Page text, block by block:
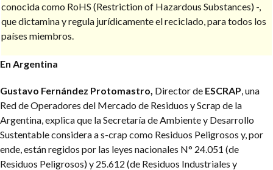
conocida como RoHS (Restriction of Hazardous Substances) -,
que dictamina y regula jurídicamente el reciclado, para todos los
países miembros.
En Argentina
Gustavo Fernández Protomastro, Director de ESCRAP, una
Red de Operadores del Mercado de Residuos y Scrap de la
Argentina, explica que la Secretaría de Ambiente y Desarrollo
Sustentable considera a s-crap como Residuos Peligrosos y, por
ende, están regidos por las leyes nacionales N° 24.051 (de
Residuos Peligrosos) y 25.612 (de Residuos Industriales y